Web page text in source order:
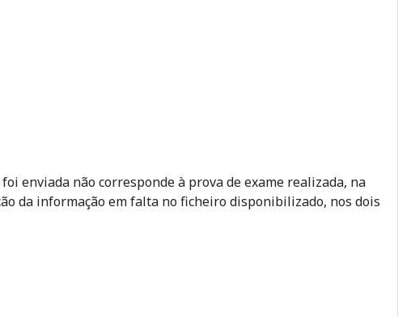
enviada não corresponde à prova de exame realizada, na
da informação em falta no ficheiro disponibilizado, nos dois